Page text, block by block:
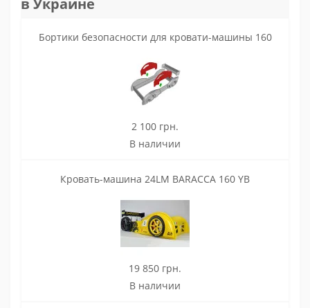
Бортики безопасности для кровати-машины 160
2 100 грн.
В наличии
Кровать-машина 24LM BARACCA 160 YB
19 850 грн.
В наличии